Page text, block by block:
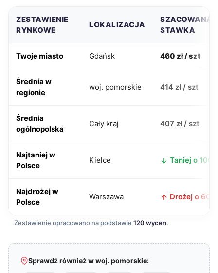
ZESTAWIENIE
RYNKOWE
LOKALIZACJA
SZACOWANA
STAWKA
Twoje miasto Gdańsk 460 zł / szt
Średnia w
regionie
woj. pomorskie 414 zł / szt
Średnia
ogólnopolska
Cały kraj 407 zł / szt
Najtaniej w
Polsce
Kielce Taniej o 100
Najdrożej w
Polsce
Warszawa Drożej o 60 zł
Zestawienie opracowano na podstawie 120 wycen.
Sprawdź również w woj. pomorskie: